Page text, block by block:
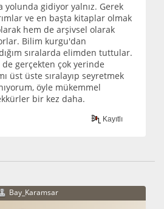
yolunda gidiyor yalnız. Gerek
ve en başta kitaplar olmak
hem de arşivsel olarak
Bilim kurgu'dan
sıralarda elimden tuttular.
gerçekten çok yerinde
üst üste sıralayıp seyretmek
öyle mükemmel
bir kez daha.
Kayıtlı
Bay_Karamsar